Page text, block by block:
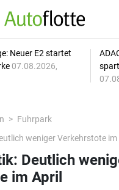
Neuer E2 startet
07.08.2026,
Fuhrpark
weniger Verkehrstote im
Deutlich
im April